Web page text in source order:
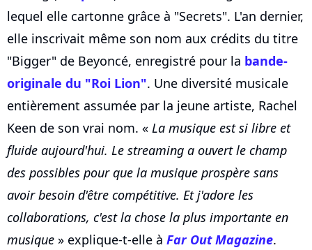
lequel elle cartonne grâce à "Secrets". L'an dernier,
elle inscrivait même son nom aux crédits du titre
"Bigger" de Beyoncé, enregistré pour la bande-
originale du "Roi Lion". Une diversité musicale
entièrement assumée par la jeune artiste, Rachel
Keen de son vrai nom. « La musique est si libre et
fluide aujourd'hui. Le streaming a ouvert le champ
des possibles pour que la musique prospère sans
avoir besoin d'être compétitive. Et j'adore les
collaborations, c'est la chose la plus importante en
musique » explique-t-elle à Far Out Magazine.